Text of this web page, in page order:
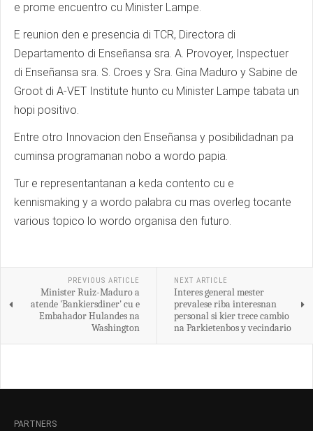
e prome encuentro cu Minister Lampe.
E reunion den e presencia di TCR, Directora di
Departamento di Enseñansa sra. A. Provoyer, Inspectuer
di Enseñansa sra. S. Croes y Sra. Gina Maduro y Sabine de
Groot di A-VET Institute hunto cu Minister Lampe tabata un
hopi positivo.
Entre otro Innovacion den Enseñansa y posibilidadnan pa
cuminsa programanan nobo a wordo papia.
Tur e representantanan a keda contento cu e
kennismaking y a wordo palabra cu mas overleg tocante
various topico lo wordo organisa den futuro.
PREVIOUS ARTICLE
Minister Ruiz-Maduro a
atende 'Bankiersdiner' cu e
Embahador Hulandes na
Washington
NEXT ARTICLE
Interes general mester
prevalese riba interesnan
personal si kier trece cambio
na Parkietenbos y vecindario
PARTNERS